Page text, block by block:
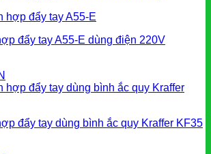
đẩy tay A55-E dùng điện 220V
đẩy tay dùng bình ắc quy Kraffer KF35